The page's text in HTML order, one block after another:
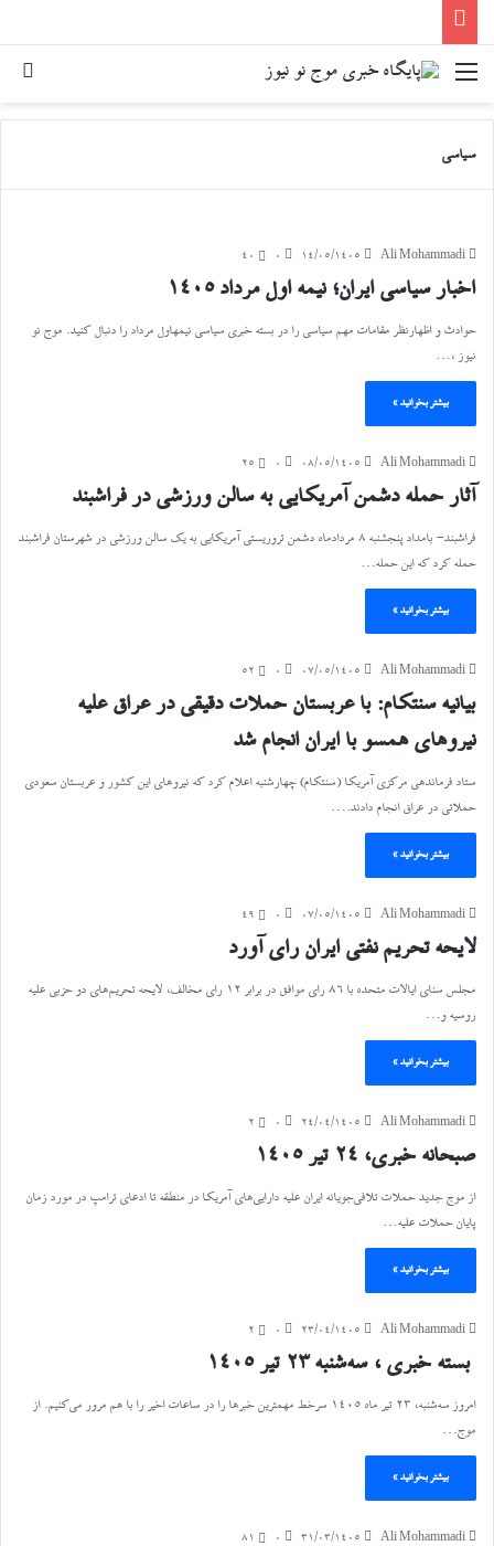
منو
سیاسی
Ali Mohammadi ۱۴/۰۵/۱۴۰۵ ۰ 40
اخبار سیاسی ایران؛ نیمه اول مرداد ۱۴۰۵
حوادث و اظهارنظر مقامات مهم سیاسی را در بسته خبری سیاسی نیمهاول مرداد را دنبال کنید. موج نو
نیوز ،…
بیشتر بخوانید »
Ali Mohammadi ۰۸/۰۵/۱۴۰۵ ۰ 25
آثار حمله دشمن آمریکایی به سالن ورزشی در فراشبند
فراشبند- بامداد پنجشنبه ۸ مردادماه دشمن تروریستی آمریکایی به یک سالن ورزشی در شهرستان فراشبند
حمله کرد که این حمله…
بیشتر بخوانید »
Ali Mohammadi ۰۷/۰۵/۱۴۰۵ ۰ 52
بیانیه سنتکام: با عربستان حملات دقیقی در عراق علیه
نیروهای همسو با ایران انجام شد
ستاد فرماندهی مرکزی آمریکا (سنتکام) چهارشنبه اعلام کرد که نیروهای این کشور و عربستان سعودی
حملاتی در عراق انجام دادند.…
بیشتر بخوانید »
Ali Mohammadi ۰۷/۰۵/۱۴۰۵ ۰ 49
لایحه تحریم نفتی ایران رای آورد
مجلس سنای ایالات متحده با ۸۶ رای موافق در برابر ۱۲ رای مخالف، لایحه تحریم‌های دو حزبی علیه
روسیه و…
بیشتر بخوانید »
Ali Mohammadi ۲۴/۰۴/۱۴۰۵ ۰ 2
صبحانه خبری، ۲۴ تیر ۱۴۰۵
از موج جدید حملات تلافی‌جویانه ایران علیه دارایی‌های آمریکا در منطقه تا ادعای ترامپ در مورد زمان
پایان حملات علیه…
بیشتر بخوانید »
Ali Mohammadi ۲۳/۰۴/۱۴۰۵ ۰ 2
بسته خبری ،‌ سه‌شنبه ۲۳ تیر ۱۴۰۵
امروز سه‌شنبه، ۲۳ تیر ماه ۱۴۰۵ سرخط مهمترین خبرها را در ساعات اخیر را با هم مرور می‌کنیم. از
موج…
بیشتر بخوانید »
Ali Mohammadi ۳۱/۰۳/۱۴۰۵ ۰ 81